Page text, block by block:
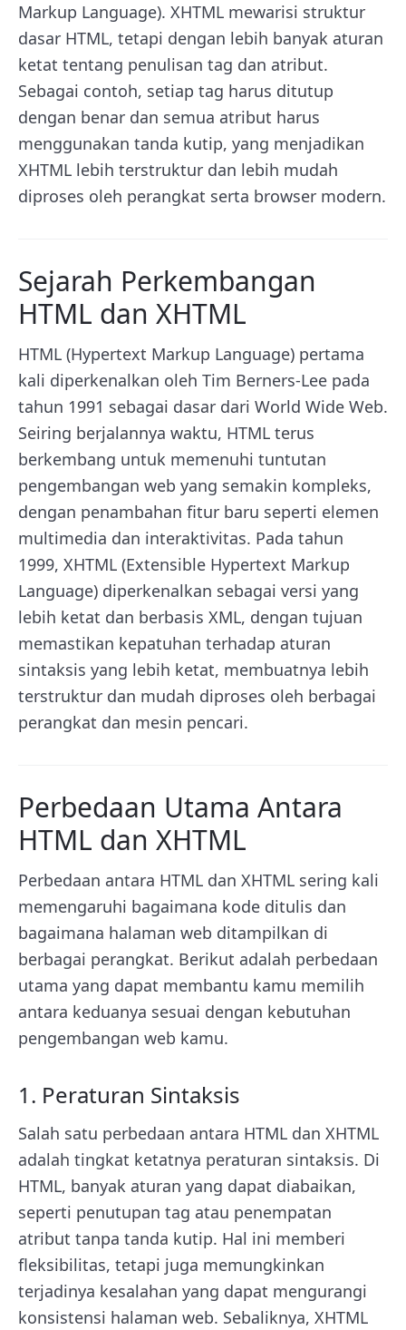
Markup Language). XHTML mewarisi struktur
dasar HTML, tetapi dengan lebih banyak aturan
ketat tentang penulisan tag dan atribut.
Sebagai contoh, setiap tag harus ditutup
dengan benar dan semua atribut harus
menggunakan tanda kutip, yang menjadikan
XHTML lebih terstruktur dan lebih mudah
diproses oleh perangkat serta browser modern.
Sejarah Perkembangan
HTML dan XHTML
HTML (Hypertext Markup Language) pertama
kali diperkenalkan oleh Tim Berners-Lee pada
tahun 1991 sebagai dasar dari World Wide Web.
Seiring berjalannya waktu, HTML terus
berkembang untuk memenuhi tuntutan
pengembangan web yang semakin kompleks,
dengan penambahan fitur baru seperti elemen
multimedia dan interaktivitas. Pada tahun
1999, XHTML (Extensible Hypertext Markup
Language) diperkenalkan sebagai versi yang
lebih ketat dan berbasis XML, dengan tujuan
memastikan kepatuhan terhadap aturan
sintaksis yang lebih ketat, membuatnya lebih
terstruktur dan mudah diproses oleh berbagai
perangkat dan mesin pencari.
Perbedaan Utama Antara
HTML dan XHTML
Perbedaan antara HTML dan XHTML sering kali
memengaruhi bagaimana kode ditulis dan
bagaimana halaman web ditampilkan di
berbagai perangkat. Berikut adalah perbedaan
utama yang dapat membantu kamu memilih
antara keduanya sesuai dengan kebutuhan
pengembangan web kamu.
1. Peraturan Sintaksis
Salah satu perbedaan antara HTML dan XHTML
adalah tingkat ketatnya peraturan sintaksis. Di
HTML, banyak aturan yang dapat diabaikan,
seperti penutupan tag atau penempatan
atribut tanpa tanda kutip. Hal ini memberi
fleksibilitas, tetapi juga memungkinkan
terjadinya kesalahan yang dapat mengurangi
konsistensi halaman web. Sebaliknya, XHTML